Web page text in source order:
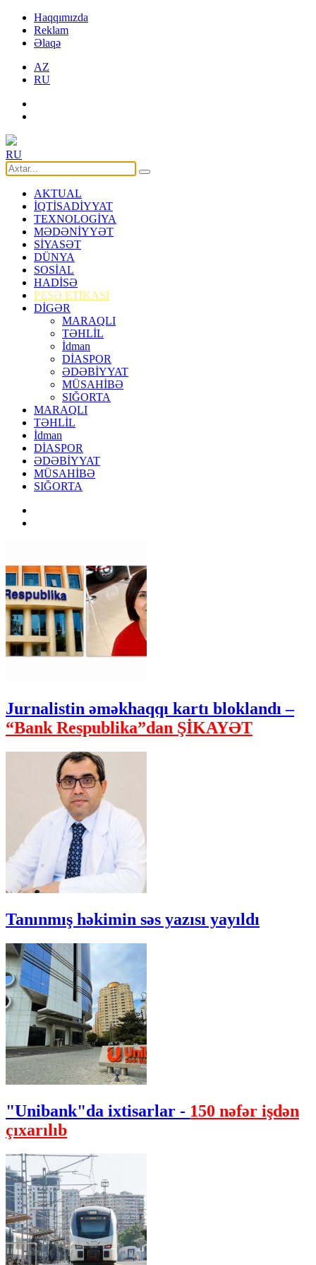
Haqqımızda
Reklam
Əlaqə
AZ
RU
RU
AKTUAL
İQTİSADİYYAT
TEXNOLOGİYA
MƏDƏNİYYƏT
SİYASƏT
DÜNYA
SOSİAL
HADİSƏ
PEŞƏ ETİKASI
DİGƏR
MARAQLI
TƏHLİL
İdman
DİASPOR
ƏDƏBİYYAT
MÜSAHİBƏ
SIĞORTA
MARAQLI
TƏHLİL
İdman
DİASPOR
ƏDƏBİYYAT
MÜSAHİBƏ
SIĞORTA
Jurnalistin əməkhaqqı kartı bloklandı –
“Bank Respublika”dan ŞİKAYƏT
Tanınmış həkimin səs yazısı yayıldı
"Unibank"da ixtisarlar - 150 nəfər işdən
çıxarılıb